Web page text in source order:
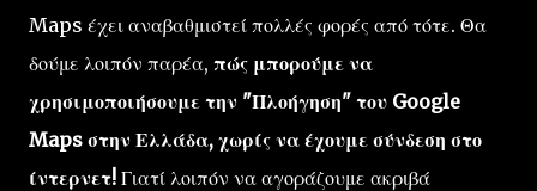
Maps έχει αναβαθμιστεί πολλές φορές από τότε. Θα
δούμε λοιπόν παρέα, πώς μπορούμε να
χρησιμοποιήσουμε την "Πλοήγηση" του Google
Maps στην Ελλάδα, χωρίς να έχουμε σύνδεση στο
ίντερνετ! Γιατί λοιπόν να αγοράζουμε ακριβά